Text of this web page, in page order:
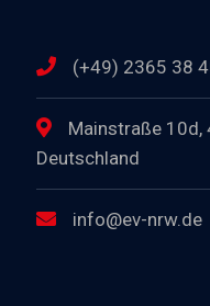
(+49) 2365 38
Mainstraße 10d,
Deutschland
info@ev-nrw.de